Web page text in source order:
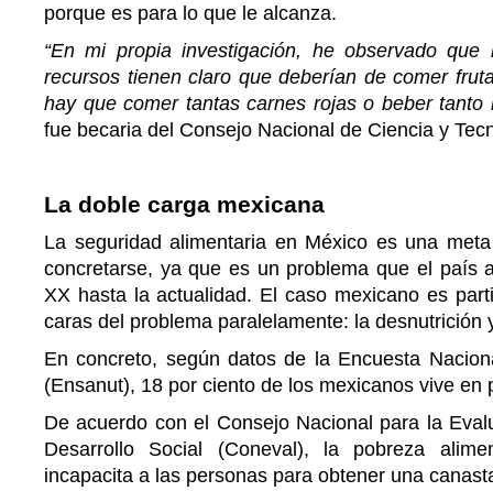
porque es para lo que le alcanza.
“En mi propia investigación, he observado
recursos tienen claro que deberían de comer
hay que comer tantas carnes rojas o beber tanto
fue becaria del Consejo Nacional de Ciencia y
La doble carga mexicana
La seguridad alimentaria en México es una
concretarse, ya que es un problema que el país
XX hasta la actualidad. El caso mexicano es
caras del problema paralelamente: la desnutrición
En concreto, según datos de la Encuesta
(Ensanut), 18 por ciento de los mexicanos vive en
De acuerdo con el Consejo Nacional para la
Desarrollo Social (Coneval), la pobreza
incapacita a las personas para obtener una